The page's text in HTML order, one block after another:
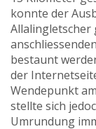
konnte der
Allalingletscher
bestaunt
der
Wendepunkt
stellte sich
Umrundung